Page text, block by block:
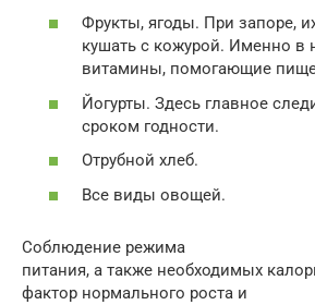
Фрукты, ягоды. При запоре,
кушать с кожурой. Именно в
витамины, помогающие
Йогурты. Здесь главное
сроком годности.
Отрубной хлеб.
Все виды овощей.
Соблюдение режима
питания, а также необходимых
фактор нормального роста и